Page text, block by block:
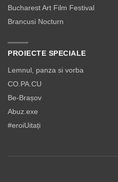
Bucharest Art Film Festival
Brancusi Nocturn
PROIECTE SPECIALE
Lemnul, panza si vorba
CO.PA.CU
Be-Brașov
Abuz.exe
#eroiUitați